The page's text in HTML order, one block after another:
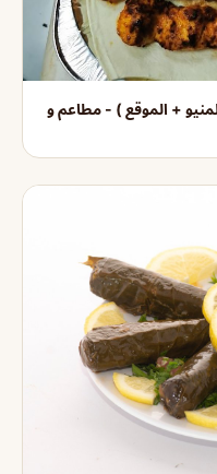
+ الموقع ) - مطاعم و